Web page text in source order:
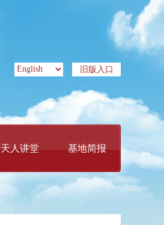
旧版入口
天人讲堂 基地简报